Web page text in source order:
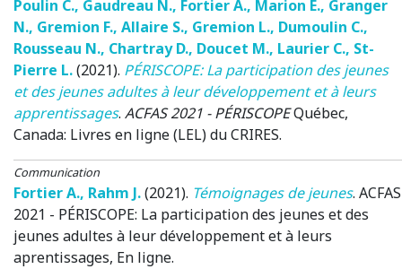
Poulin C., Gaudreau N., Fortier A., Marion É., Granger
N., Gremion F., Allaire S., Gremion L., Dumoulin C.,
Rousseau N., Chartray D., Doucet M., Laurier C., St-
Pierre L.(2021). PÉRISCOPE: La participation des jeunes
et des jeunes adultes à leur développement et à leurs
apprentissages. ACFAS 2021 - PÉRISCOPEQuébec,
Canada: Livres en ligne (LEL) du CRIRES.
Communication
Fortier A., Rahm J.(2021). Témoignages de jeunes. ACFAS
2021 - PÉRISCOPE: La participation des jeunes et des
jeunes adultes à leur développement et à leurs
aprentissages, En ligne.